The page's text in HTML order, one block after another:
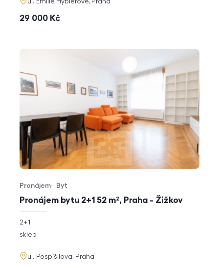
ul. Emilie Hyblerové, Praha
cena
29 000 Kč
Pronájem bytu 2+1 52 m², Praha - Žižkov
Typ nabídky
Pronájem
Typ nemovitosti
Byt
rozměry
2+1
funkce
sklep
adresa
ul. Pospíšilova, Praha